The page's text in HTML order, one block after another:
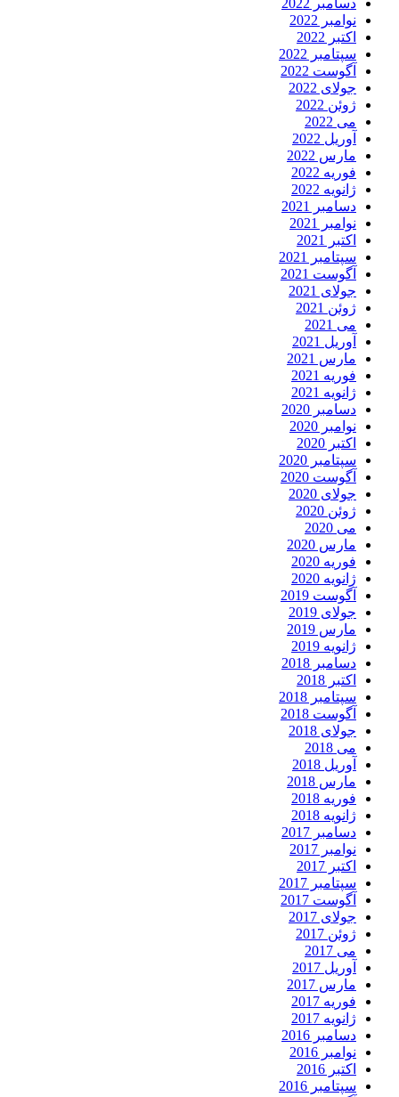
دسامبر 2022
نوامبر 2022
اکتبر 2022
سپتامبر 2022
آگوست 2022
جولای 2022
ژوئن 2022
می 2022
آوریل 2022
مارس 2022
فوریه 2022
ژانویه 2022
دسامبر 2021
نوامبر 2021
اکتبر 2021
سپتامبر 2021
آگوست 2021
جولای 2021
ژوئن 2021
می 2021
آوریل 2021
مارس 2021
فوریه 2021
ژانویه 2021
دسامبر 2020
نوامبر 2020
اکتبر 2020
سپتامبر 2020
آگوست 2020
جولای 2020
ژوئن 2020
می 2020
مارس 2020
فوریه 2020
ژانویه 2020
آگوست 2019
جولای 2019
مارس 2019
ژانویه 2019
دسامبر 2018
اکتبر 2018
سپتامبر 2018
آگوست 2018
جولای 2018
می 2018
آوریل 2018
مارس 2018
فوریه 2018
ژانویه 2018
دسامبر 2017
نوامبر 2017
اکتبر 2017
سپتامبر 2017
آگوست 2017
جولای 2017
ژوئن 2017
می 2017
آوریل 2017
مارس 2017
فوریه 2017
ژانویه 2017
دسامبر 2016
نوامبر 2016
اکتبر 2016
سپتامبر 2016